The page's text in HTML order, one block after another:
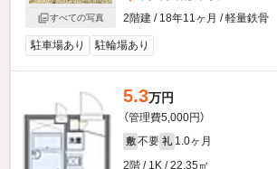
すべての写真
2階建 / 18年11ヶ月 / 軽量鉄骨
駐車場あり 駐輪場あり
5.3万円
（管理費5,000円）
敷 不要 礼 1.0ヶ月
2階 / 1K / 22.35㎡